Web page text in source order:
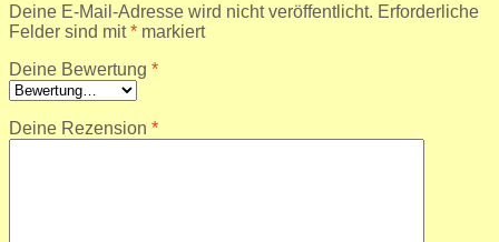
Deine E-Mail-Adresse wird nicht veröffentlicht. Erforderliche
Felder sind mit* markiert
Deine Bewertung *
Deine Rezension *